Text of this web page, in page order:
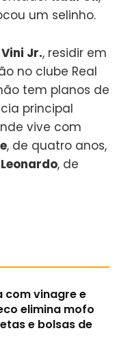
um selinho.
Vini Jr., residir em
no clube Real
tem planos de
principal
vive com
, de quatro anos,
, de
com vinagre e
elimina mofo
e bolsas de